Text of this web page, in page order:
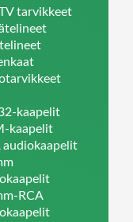
tarvikkeet
kaapelit
kaapelit
audiokaapelit
RCA